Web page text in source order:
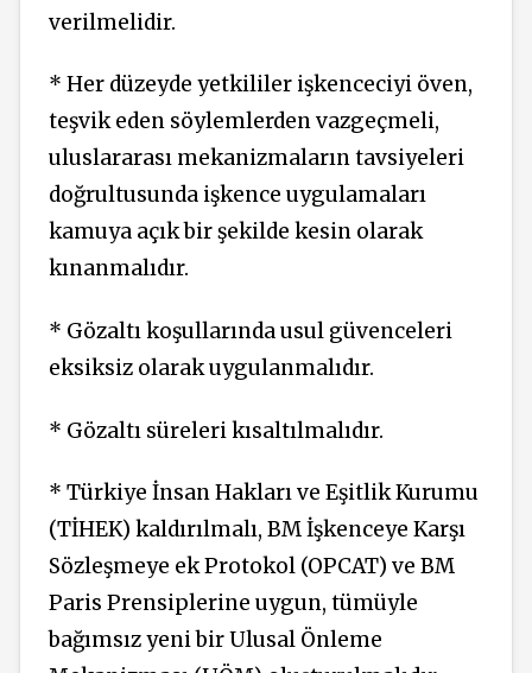
verilmelidir.
* Her düzeyde yetkililer işkenceciyi öven,
teşvik eden söylemlerden vazgeçmeli,
uluslararası mekanizmaların tavsiyeleri
doğrultusunda işkence uygulamaları
kamuya açık bir şekilde kesin olarak
kınanmalıdır.
* Gözaltı koşullarında usul güvenceleri
eksiksiz olarak uygulanmalıdır.
* Gözaltı süreleri kısaltılmalıdır.
* Türkiye İnsan Hakları ve Eşitlik Kurumu
(TİHEK) kaldırılmalı, BM İşkenceye Karşı
Sözleşmeye ek Protokol (OPCAT) ve BM
Paris Prensiplerine uygun, tümüyle
bağımsız yeni bir Ulusal Önleme